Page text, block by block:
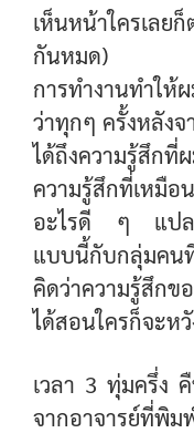
เห็นหน้าใครเล
กันหมด)
การทำงานทำให้
ว่าทุกๆ ครั้งหลัง
ได้ถึงความรู้สึก
ความรู้สึกที่เหมือ
อะไรดี ๆ แปลก
แบบนี้กับกลุ่มคน
คิดว่าความรู้สึกข
ได้สอนใครก็จะห
เวลา 3 ทุ่มครึ่ง
จากอาจารย์ที่พิ